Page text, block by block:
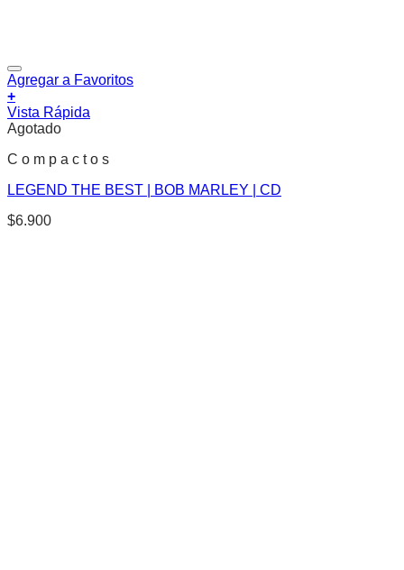
Agregar a Favoritos
+
Vista Rápida
Agotado
C o m p a c t o s
LEGEND THE BEST | BOB MARLEY | CD
$6.900